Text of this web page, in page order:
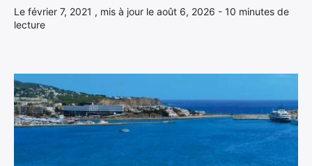
Le février 7, 2021 , mis à jour le août 6, 2026 - 10 minutes de
lecture